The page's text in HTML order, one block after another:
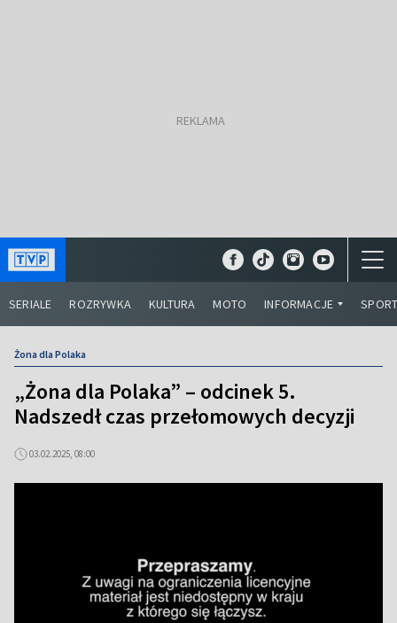
SERIALE ROZRYWKA KULTURA MOTO INFORMACJE
Żona dla Polaka
„Żona dla Polaka” – odcinek 5.
Nadszedł czas przełomowych decyzji
03.02.2025, 08:00